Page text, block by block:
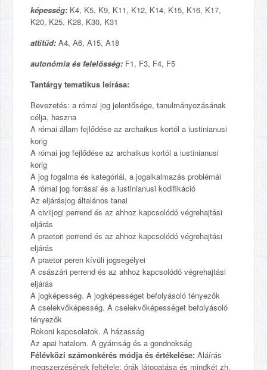
képesség: K4, K5, K9, K11, K12, K14, K15, K16, K17,
K20, K25, K28, K30, K31
attitűd: A4, A6, A15, A18
autonómia és felelősség: F1, F3, F4, F5
Tantárgy tematikus leírása:
Bevezetés: a római jog jelentősége, tanulmányozásának
célja, haszna
A római állam fejlődése az archaikus kortól a iustinianusi
korig
A római jog fejlődése az archaikus kortól a iustinianusi
korig
A jog fogalma és kategóriái, a jogalkalmazás problémái
A római jog forrásai és a iustinianusi kodifikáció
Az eljárásjog általános tanai
A civiljogi perrend és az ahhoz kapcsolódó végrehajtási
eljárás
A praetori perrend és az ahhoz kapcsolódó végrehajtási
eljárás
A praetor peren kívüli jogsegélyei
A császári perrend és az ahhoz kapcsolódó végrehajtási
eljárás
A jogképesség. A jogképességet befolyásoló tényezők
A cselekvőképesség. A cselekvőképességet befolyásoló
tényezők
Rokoni kapcsolatok. A házasság
Az apai hatalom. A gyámság és a gondnokság
Félévközi számonkérés módja és értékelése: Aláírás
megszerzésének feltétele: órák látogatása és mindkét zh.